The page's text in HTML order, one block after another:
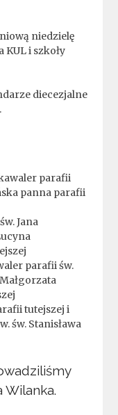
niedzielę
KUL i szkoły
diecezjalne
parafii
panna parafii
Jana
parafii św.
tutejszej i
św. Stanisława